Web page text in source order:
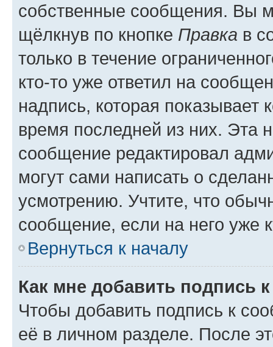
собственные сообщения. Вы
щёлкнув по кнопке Правка в
только в течение
кто-то уже ответил на
надпись, которая показывает
время последней из них. Эта
сообщение редактировал
могут сами написать о
усмотрению. Учтите, что
сообщение, если на него уже
Вернуться к началу
Как мне добавить подпись
Чтобы добавить подпись к
её в личном разделе. После